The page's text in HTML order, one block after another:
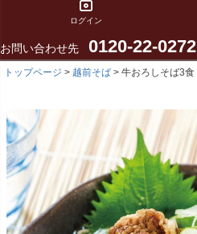
ログイン
お問い合わせ先 0120-22-0272
トップページ 越前そば 牛おろしそば3食